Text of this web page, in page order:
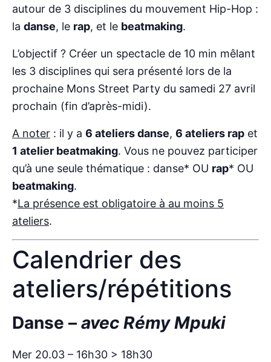
autour de 3 disciplines du mouvement Hip-Hop :
la danse, le rap, et le beatmaking.
L’objectif ? Créer un spectacle de 10 min mêlant
les 3 disciplines qui sera présenté lors de la
prochaine Mons Street Party du samedi 27 avril
prochain (fin d’après-midi).
A noter : il y a 6 ateliers danse, 6 ateliers rap et
1 atelier beatmaking. Vous ne pouvez participer
qu’à une seule thématique : danse* OU rap* OU
beatmaking.
*La présence est obligatoire à au moins 5
ateliers.
Calendrier des
ateliers/répétitions
Danse – avec Rémy Mpuki
Mer 20.03 – 16h30 > 18h30